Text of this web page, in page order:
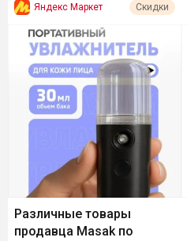
Яндекс Маркет Скидки
Различные товары
продавца Masak по